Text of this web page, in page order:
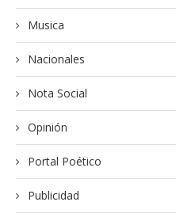
Musica
Nacionales
Nota Social
Opinión
Portal Poético
Publicidad